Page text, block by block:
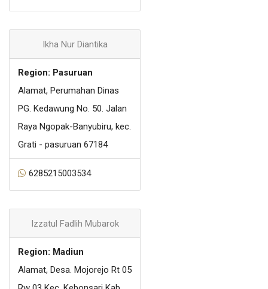
Ikha Nur Diantika
Region: Pasuruan
Alamat, Perumahan Dinas
PG. Kedawung No. 50. Jalan
Raya Ngopak-Banyubiru, kec.
Grati - pasuruan 67184
6285215003534
Izzatul Fadlih Mubarok
Region: Madiun
Alamat, Desa. Mojorejo Rt 05